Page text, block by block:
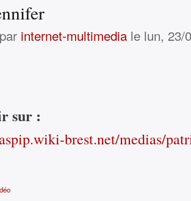
internet-multimedia le lun, 23/
sur :
brest.net/medias/